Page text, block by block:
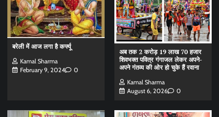
बरेली में आज लगा है कर्फ्यू
Kamal Sharma
February 9, 2024
0
अब तक 2 करोड़ 19 लाख 70 हजार
शिवभक्त पवित्र गंगाजल लेकर अपने-
अपने गंतव्य की ओर हो चुके हैं रवाना
Kamal Sharma
August 6, 2026
0